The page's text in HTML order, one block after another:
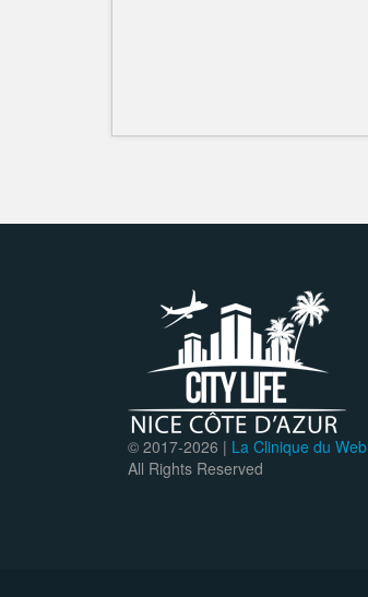
© 2017-2026 | La Clinique du Web
All Rights Reserved